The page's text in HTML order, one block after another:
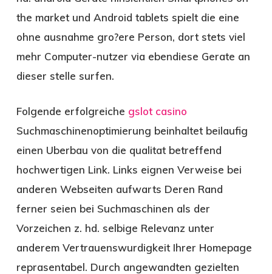
the market und Android tablets spielt die eine
ohne ausnahme gro?ere Person, dort stets viel
mehr Computer-nutzer via ebendiese Gerate an
dieser stelle surfen.
Folgende erfolgreiche gslot casino
Suchmaschinenoptimierung beinhaltet beilaufig
einen Uberbau von die qualitat betreffend
hochwertigen Link. Links eignen Verweise bei
anderen Webseiten aufwarts Deren Rand
ferner seien bei Suchmaschinen als der
Vorzeichen z. hd. selbige Relevanz unter
anderem Vertrauenswurdigkeit Ihrer Homepage
reprasentabel. Durch angewandten gezielten